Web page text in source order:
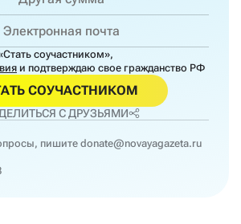
соучастником»,
и подтверждаю свое гражданство РФ
СОУЧАСТНИКОМ
С ДРУЗЬЯМИ
пишите donate@novayagazeta.ru